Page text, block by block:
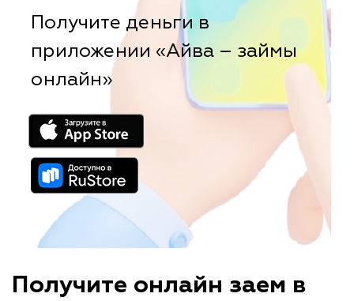
Получите деньги в
приложении «Айва – займы
онлайн»
Получите онлайн заем в